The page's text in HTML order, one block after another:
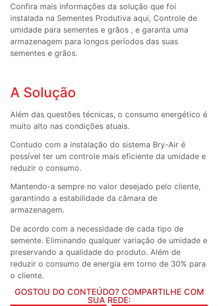
Confira mais informações da solução que foi
instalada na Sementes Produtiva aqui, Controle de
umidade para sementes e grãos , e garanta uma
armazenagem para longos períodos das suas
sementes e grãos.
A Solução
Além das questões técnicas, o consumo energético é
muito alto nas condições atuais.
Contudo com a instalação do sistema Bry-Air é
possível ter um controle mais eficiente da umidade e
reduzir o consumo.
Mantendo-a sempre no valor desejado pelo cliente,
garantindo a estabilidade da câmara de
armazenagem.
De acordo com a necessidade de cada tipo de
semente. Eliminando qualquer variação de umidade e
preservando a qualidade do produto. Além de
reduzir o consumo de energia em torno de 30% para
o cliente.
GOSTOU DO CONTEÚDO? COMPARTILHE COM
SUA REDE: